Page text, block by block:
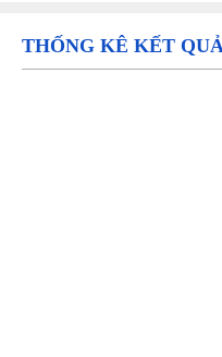
THỐNG KÊ KẾT